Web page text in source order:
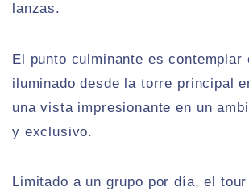
lanzas.
El punto culminante es contemplar
iluminado desde la torre principal
una vista impresionante en un
y exclusivo.
Limitado a un grupo por día, el tour